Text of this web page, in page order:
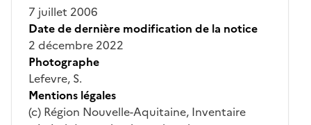
7 juillet 2006
Date de dernière modification de la notice
2 décembre 2022
Photographe
Lefevre, S.
Mentions légales
(c) Région Nouvelle-Aquitaine, Inventaire